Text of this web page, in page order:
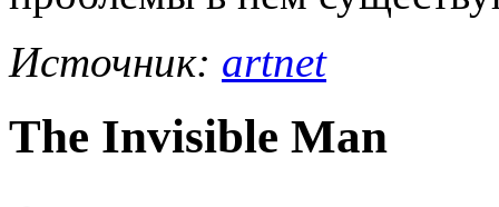
Источник: artnet
The Invisible Man